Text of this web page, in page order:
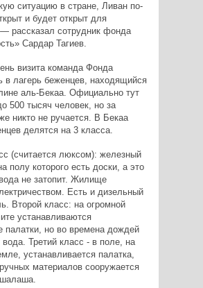
ситуацию в стране, Ливан по-
и будет открыт для
рассказал сотрудник фонда
Сардар Тагиев.
визита команда Фонда
в лагерь беженцев, находящийся
аль-Бекаа. Официально тут
500 тысяч человек, но за
никто не ручается. В Бекаа
делятся на 3 класса.
(считается люксом): железный
полу которого есть доски, а это
не затопит. Жилище
Есть и дизельный
Второй класс: на огромной
устанавливаются
палатки, но во времена дождей
вода. Третий класс - в поле, на
устанавливается палатка,
материалов сооружается
шалаша.